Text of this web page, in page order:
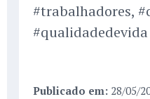
#trabalhadores,
#qualidadedevida
Publicado em: 28/05/